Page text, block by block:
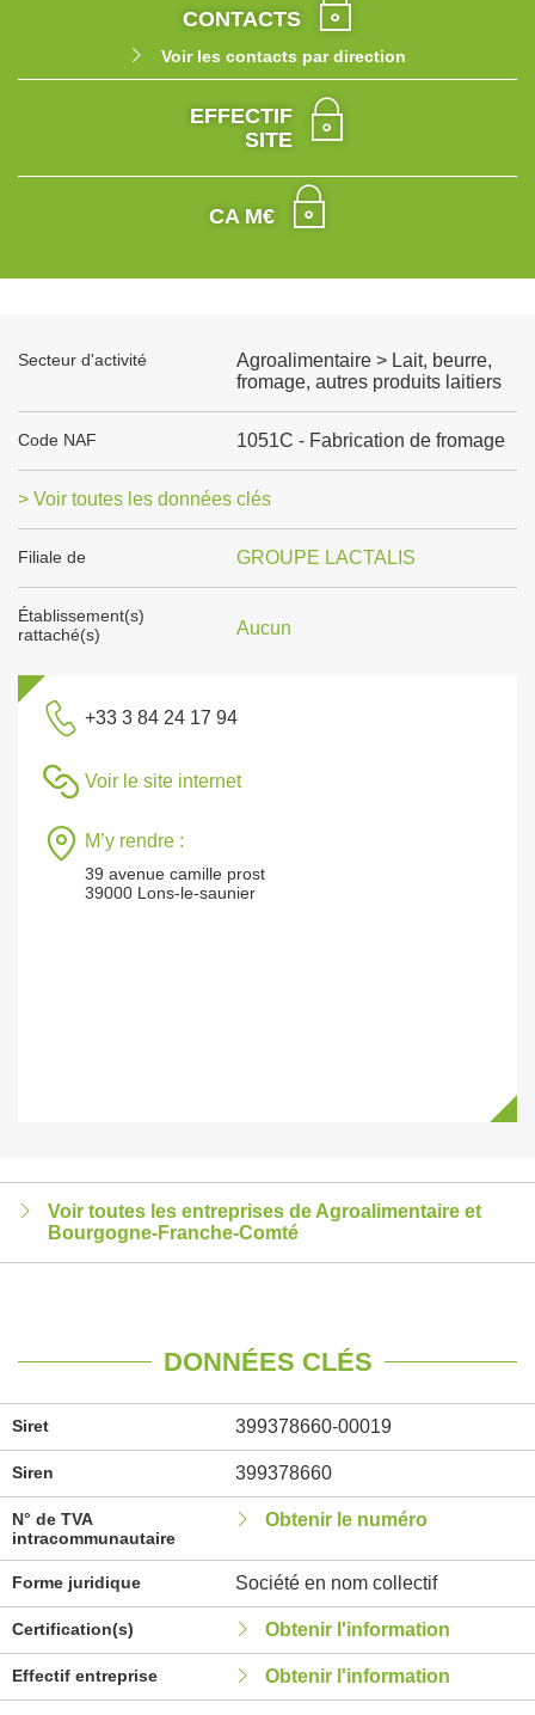
CONTACTS
Voir les contacts par direction
EFFECTIF
SITE
CA M€
Secteur d'activité
Agroalimentaire > Lait, beurre,
fromage, autres produits laitiers
Code NAF 1051C - Fabrication de fromage
> Voir toutes les données clés
Filiale de GROUPE LACTALIS
Établissement(s)
rattaché(s)
Aucun
+33 3 84 24 17 94
Voir le site internet
M’y rendre :
39 avenue camille prost
39000 Lons-le-saunier
Voir toutes les entreprises de Agroalimentaire et
Bourgogne-Franche-Comté
DONNÉES CLÉS
Siret 399378660-00019
Siren 399378660
N° de TVA
intracommunautaire
Obtenir le numéro
Forme juridique Société en nom collectif
Certification(s) Obtenir l'information
Effectif entreprise Obtenir l'information